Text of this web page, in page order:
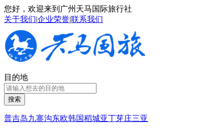
您好，欢迎来到广州天马国际旅行社
关于我们|企业荣誉|联系我们
目的地
搜索
普吉岛九寨沟东欧韩国稻城亚丁芽庄三亚